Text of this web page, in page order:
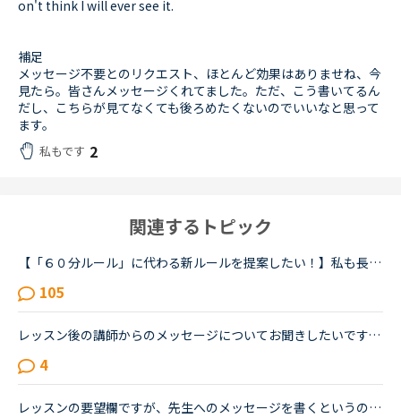
on't think I will ever see it.
補足
メッセージ不要とのリクエスト、ほとんど効果はありませね、今
見たら。皆さんメッセージくれてました。ただ、こう書いてるん
だし、こちらが見てなくても後ろめたくないのでいいなと思って
ます。
私もです 2
関連するトピック
【「６０分ルール」に代わる新ルールを提案したい！】私も長らくＮＣに在籍していますが、「６０分ルール」は「待たなければならない時間」が長すぎると思います。NCが一定程度「今すぐレッスン」を制限したい、...
105
レッスン後の講師からのメッセージについてお聞きしたいです。フィリピン以外の国(もちろん在宅)で、いつも定型文をコピペして送ってくる先生がいます。カウンセリングでお勧めされた先生で、何度か受講しました...
4
レッスンの要望欄ですが、先生へのメッセージを書くというのでも大丈夫なのでしょうか。私はカランメソッドを主に受けているのですが、その先生達へメッセージとして伝えたいことがあります。喉の調子を保つのが...